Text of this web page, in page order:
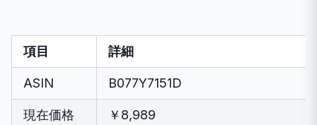
項目 詳細
ASIN B077Y7151D
現在価格 ￥8,989